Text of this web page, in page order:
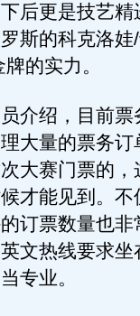
后更是技艺
斯的科克洛娃
的实力。
绍，目前票
大量的票务订
大赛门票的，
才能见到。
订票数量也非
文热线要求坐
专业。